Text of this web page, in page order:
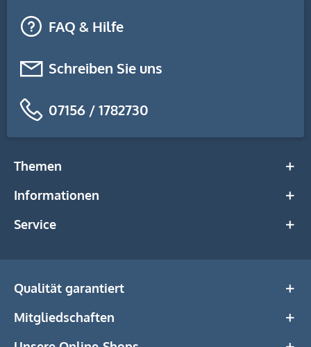
FAQ & Hilfe
Schreiben Sie uns
07156 / 1782730
Themen
Informationen
Service
Qualität garantiert
Mitgliedschaften